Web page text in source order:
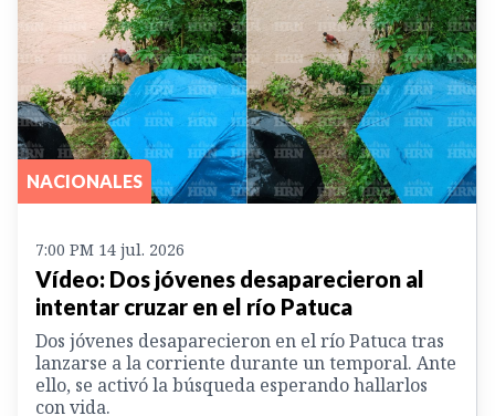
NACIONALES
7:00 PM 14 jul. 2026
Vídeo: Dos jóvenes desaparecieron al
intentar cruzar en el río Patuca
Dos jóvenes desaparecieron en el río Patuca tras
lanzarse a la corriente durante un temporal. Ante
ello, se activó la búsqueda esperando hallarlos
con vida.